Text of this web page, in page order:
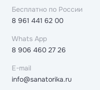
Бесплатно по России
8 961 441 62 00
Whats App
8 906 460 27 26
E-mail
info@sanatorika.ru